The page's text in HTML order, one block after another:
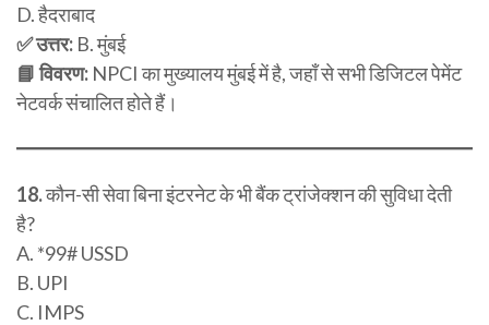
D. हैदराबाद
✅ उत्तर: B. मुंबई
📘 विवरण: NPCI का मुख्यालय मुंबई में है, जहाँ से सभी डिजिटल पेमेंट
नेटवर्क संचालित होते हैं।
18.कौन-सी सेवा बिना इंटरनेट के भी बैंक ट्रांजेक्शन की सुविधा देती
है?
A. *99# USSD
B. UPI
C. IMPS